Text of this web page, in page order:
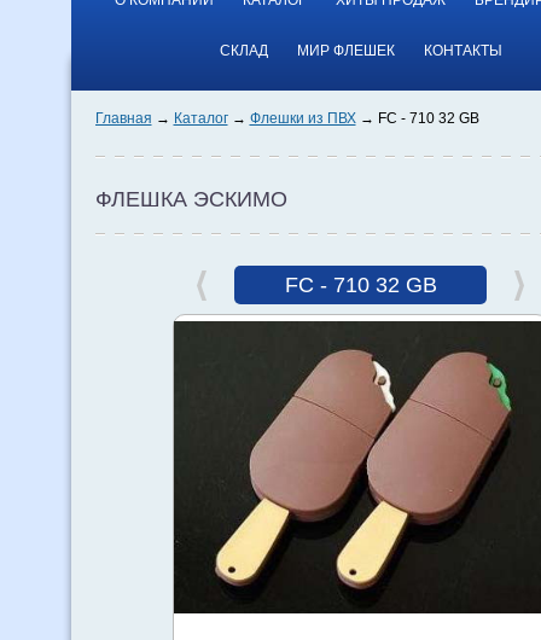
СКЛАД МИР ФЛЕШЕК КОНТАКТЫ
Главная Каталог Флешки из ПВХ FC - 710 32 GB
ФЛЕШКА ЭСКИМО
FC - 710 32 GB